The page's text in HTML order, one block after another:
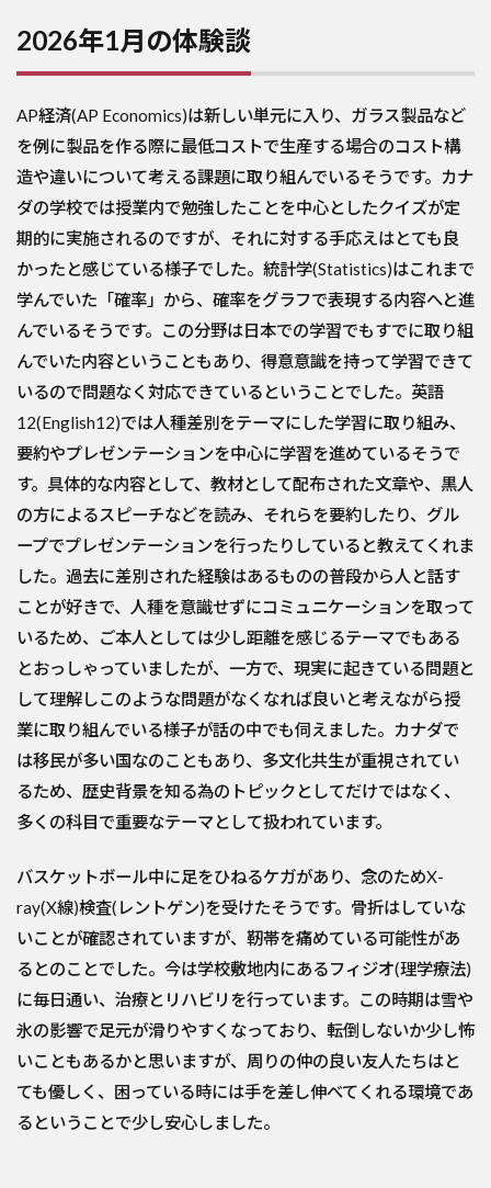
2026年1月の体験談
AP経済(AP Economics)は新しい単元に入り、ガラス製品など
を例に製品を作る際に最低コストで生産する場合のコスト構
造や違いについて考える課題に取り組んでいるそうです。カナ
ダの学校では授業内で勉強したことを中心としたクイズが定
期的に実施されるのですが、それに対する手応えはとても良
かったと感じている様子でした。統計学(Statistics)はこれまで
学んでいた「確率」から、確率をグラフで表現する内容へと進
んでいるそうです。この分野は日本での学習でもすでに取り組
んでいた内容ということもあり、得意意識を持って学習できて
いるので問題なく対応できているということでした。英語
12(English12)では人種差別をテーマにした学習に取り組み、
要約やプレゼンテーションを中心に学習を進めているそうで
す。具体的な内容として、教材として配布された文章や、黒人
の方によるスピーチなどを読み、それらを要約したり、グル
ープでプレゼンテーションを行ったりしていると教えてくれま
した。過去に差別された経験はあるものの普段から人と話す
ことが好きで、人種を意識せずにコミュニケーションを取って
いるため、ご本人としては少し距離を感じるテーマでもある
とおっしゃっていましたが、一方で、現実に起きている問題と
して理解しこのような問題がなくなれば良いと考えながら授
業に取り組んでいる様子が話の中でも伺えました。カナダで
は移民が多い国なのこともあり、多文化共生が重視されてい
るため、歴史背景を知る為のトピックとしてだけではなく、
多くの科目で重要なテーマとして扱われています。
バスケットボール中に足をひねるケガがあり、念のためX-
ray(X線)検査(レントゲン)を受けたそうです。骨折はしていな
いことが確認されていますが、靭帯を痛めている可能性があ
るとのことでした。今は学校敷地内にあるフィジオ(理学療法)
に毎日通い、治療とリハビリを行っています。この時期は雪や
氷の影響で足元が滑りやすくなっており、転倒しないか少し怖
いこともあるかと思いますが、周りの仲の良い友人たちはと
ても優しく、困っている時には手を差し伸べてくれる環境であ
るということで少し安心しました。